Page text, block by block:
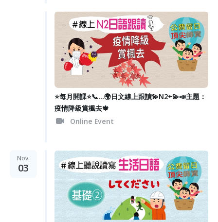
⭐️每月開課⭐️📞...🌍日文線上跟讀💫N2+💫📣主題：
疫情降級賞楓去🍁
Online Event
Nov.
03